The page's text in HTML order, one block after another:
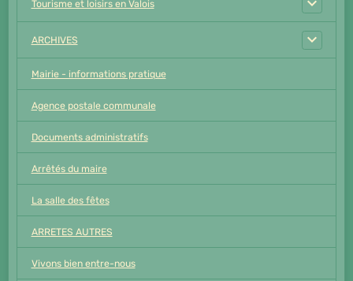
Tourisme et loisirs en Valois
ARCHIVES
Mairie - informations pratique
Agence postale communale
Documents administratifs
Arrêtés du maire
La salle des fêtes
ARRETES AUTRES
Vivons bien entre-nous